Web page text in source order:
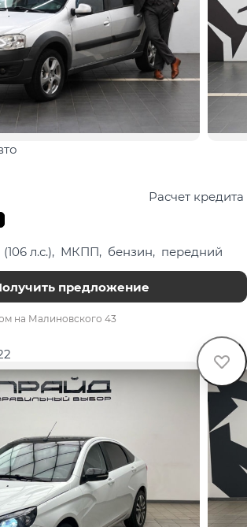
Расчет кредита
(106 л.с.), МКПП, бензин, передний
предложение
на Малиновского 43